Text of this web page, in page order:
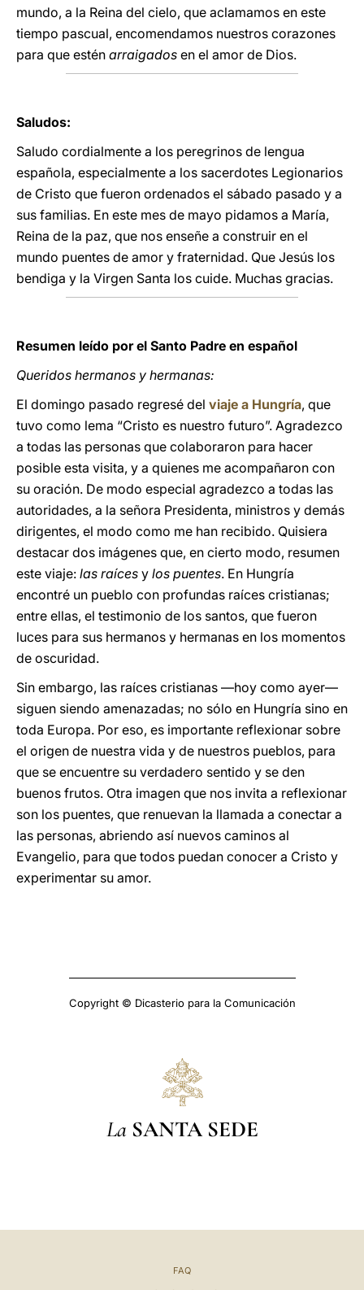
mundo, a la Reina del cielo, que aclamamos en este
tiempo pascual, encomendamos nuestros corazones
para que estén arraigados en el amor de Dios.
Saludos:
Saludo cordialmente a los peregrinos de lengua
española, especialmente a los sacerdotes Legionarios
de Cristo que fueron ordenados el sábado pasado y a
sus familias. En este mes de mayo pidamos a María,
Reina de la paz, que nos enseñe a construir en el
mundo puentes de amor y fraternidad. Que Jesús los
bendiga y la Virgen Santa los cuide. Muchas gracias.
Resumen leído por el Santo Padre en español
Queridos hermanos y hermanas:
El domingo pasado regresé del viaje a Hungría, que
tuvo como lema “Cristo es nuestro futuro”. Agradezco
a todas las personas que colaboraron para hacer
posible esta visita, y a quienes me acompañaron con
su oración. De modo especial agradezco a todas las
autoridades, a la señora Presidenta, ministros y demás
dirigentes, el modo como me han recibido. Quisiera
destacar dos imágenes que, en cierto modo, resumen
este viaje: las raíces y los puentes. En Hungría
encontré un pueblo con profundas raíces cristianas;
entre ellas, el testimonio de los santos, que fueron
luces para sus hermanos y hermanas en los momentos
de oscuridad.
Sin embargo, las raíces cristianas —hoy como ayer—
siguen siendo amenazadas; no sólo en Hungría sino en
toda Europa. Por eso, es importante reflexionar sobre
el origen de nuestra vida y de nuestros pueblos, para
que se encuentre su verdadero sentido y se den
buenos frutos. Otra imagen que nos invita a reflexionar
son los puentes, que renuevan la llamada a conectar a
las personas, abriendo así nuevos caminos al
Evangelio, para que todos puedan conocer a Cristo y
experimentar su amor.
Copyright © Dicasterio para la Comunicación
La SANTA SEDE
FAQ